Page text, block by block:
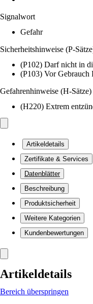
Signalwort
Gefahr
Sicherheitshinweise (P-
(P102) Darf nicht in
(P103) Vor Gebrauch
Gefahrenhinweise (H-Sätze)
(H220) Extrem
Artikeldetails
Zertifikate & Services
Datenblätter
Beschreibung
Produktsicherheit
Weitere Kategorien
Kundenbewertungen
Artikeldetails
Bereich überspringen